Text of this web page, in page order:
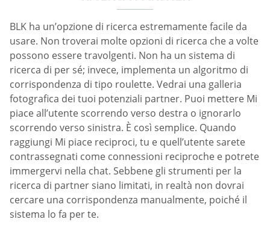
BLK ha un’opzione di ricerca estremamente facile da
usare. Non troverai molte opzioni di ricerca che a volte
possono essere travolgenti. Non ha un sistema di
ricerca di per sé; invece, implementa un algoritmo di
corrispondenza di tipo roulette. Vedrai una galleria
fotografica dei tuoi potenziali partner. Puoi mettere Mi
piace all’utente scorrendo verso destra o ignorarlo
scorrendo verso sinistra. È così semplice. Quando
raggiungi Mi piace reciproci, tu e quell’utente sarete
contrassegnati come connessioni reciproche e potrete
immergervi nella chat. Sebbene gli strumenti per la
ricerca di partner siano limitati, in realtà non dovrai
cercare una corrispondenza manualmente, poiché il
sistema lo fa per te.